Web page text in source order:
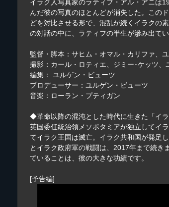
イラク人写真家のラティフ・アル・アニは
んだ彼の写真のほとんどが消失した。この
どを対比させる形で、混乱が続くイラクの
の対話の中に、ラティフの半生が滲み出て
監督・脚本：サヒム・オマル・カリファ、
撮影：カール・ロティエ、ジミー･ケッツ、
編集： ユルゲン・ビューツ
プロデューサー：ユルゲン・ビューツ
音楽：ローラン・プティガン
◆革命以降の混沌とした時代に生きた「イラ
英国委任統治領メソポタミアが独立してイ
てイラク王国は滅亡。イラク共和国が発足
とイラク政府軍の戦闘は、2017年まで続き
ていることは、彼の大きな功績です。
[予告編]